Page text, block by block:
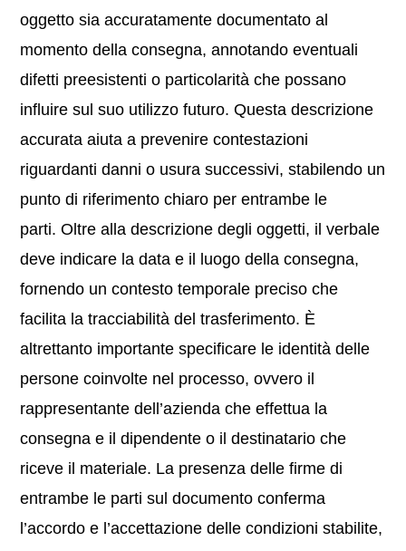
oggetto sia accuratamente documentato al
momento della consegna, annotando eventuali
difetti preesistenti o particolarità che possano
influire sul suo utilizzo futuro. Questa descrizione
accurata aiuta a prevenire contestazioni
riguardanti danni o usura successivi, stabilendo un
punto di riferimento chiaro per entrambe le
parti. Oltre alla descrizione degli oggetti, il verbale
deve indicare la data e il luogo della consegna,
fornendo un contesto temporale preciso che
facilita la tracciabilità del trasferimento. È
altrettanto importante specificare le identità delle
persone coinvolte nel processo, ovvero il
rappresentante dell’azienda che effettua la
consegna e il dipendente o il destinatario che
riceve il materiale. La presenza delle firme di
entrambe le parti sul documento conferma
l’accordo e l’accettazione delle condizioni stabilite,